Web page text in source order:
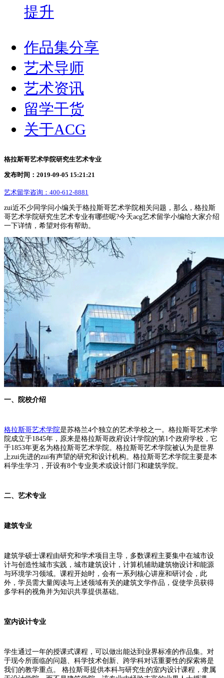
提升
作品集分享
艺术导师
艺术资讯
留学干货
关于ACG
格拉斯哥艺术学院研究生艺术专业
发布时间：2019-09-05 15:21:21
艺术留学咨询： 400-612-8881
zui近不少同学问小编关于格拉斯哥艺术学院相关问题，那么，格拉斯
哥艺术学院研究生艺术专业有哪些呢?今天acg艺术留学小编给大家介绍
一下详情，希望对你有帮助。
一、院校介绍
格拉斯哥艺术学院是苏格兰4个独立的艺术学校之一。格拉斯哥艺术学
院成立于1845年，原来是格拉斯哥政府设计学院的第1个政府学校，它
于1853年更名为格拉斯哥艺术学院。格拉斯哥艺术学院被认为是世界
上zui先进的zui有声望的研究和设计机构。格拉斯哥艺术学院主要是本
科学生学习，开设有8个专业美术或设计部门和建筑学院。
二、艺术专业
建筑专业
建筑学硕士课程由研究和学术项目主导，多数课程主要集中在城市设
计与创造性城市实践，城市建筑设计，计算机辅助建筑物设计和能源
与环境学习领域。课程开始时，会有一系列核心讲座和研讨会，此
外，学员需大量阅读与上述领域有关的建筑文学作品，促使学员获得
多学科的视角并为知识共享提供基础。
室内设计专业
学生通过一年的授课式课程，可以做出能达到业界标准的作品集。对
于现今所面临的问题、科学技术创新、跨学科对话重要性的探索将是
我们的教学重点。 格拉斯哥提供本科与研究生的室内设计课程，隶属